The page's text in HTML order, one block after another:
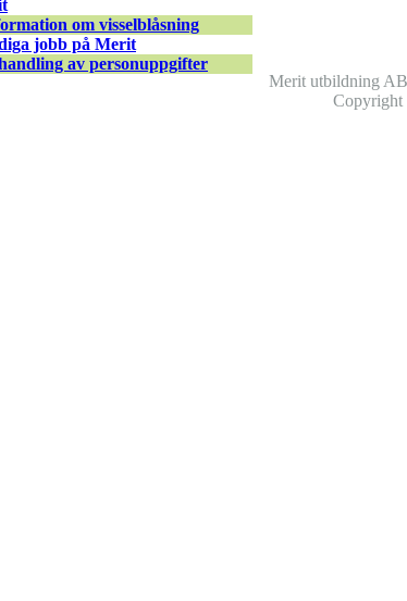
om visselblåsning
jobb på Merit
av personuppgifter
Merit utbildning